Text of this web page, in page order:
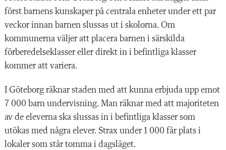
först barnens kunskaper på centrala enheter under ett par
veckor innan barnen slussas ut i skolorna. Om
kommunerna väljer att placera barnen i särskilda
förberedelseklasser eller direkt in i befintliga klasser
kommer att variera.
I Göteborg räknar staden med att kunna erbjuda upp emot
7 000 barn undervisning. Man räknar med att majoriteten
av de eleverna ska slussas in i befintliga klasser som
utökas med några elever. Strax under 1 000 får plats i
lokaler som står tomma i dagsläget.